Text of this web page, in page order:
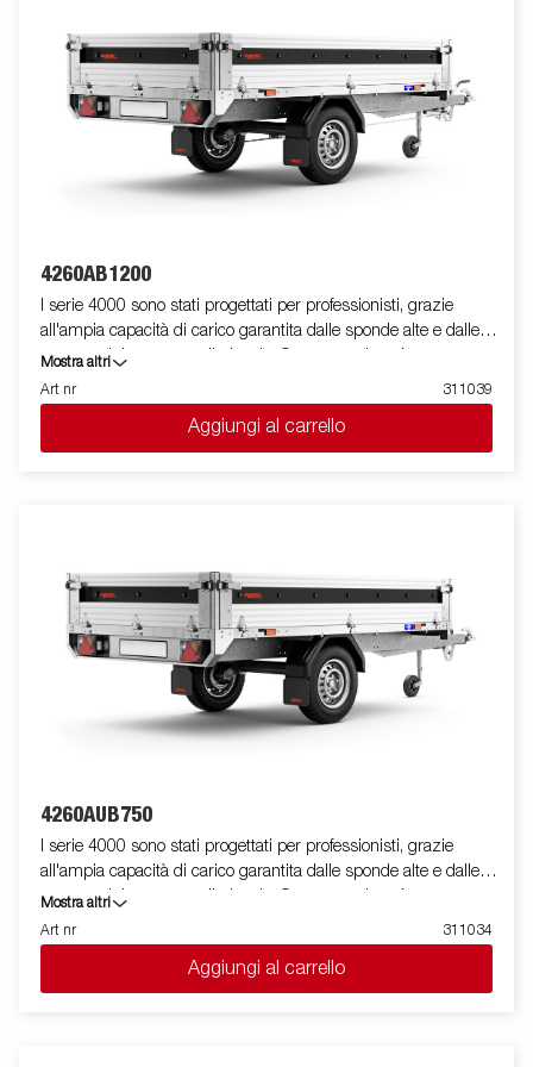
opzionali.
4260AB1200
I serie 4000 sono stati progettati per professionisti, grazie
all'ampia capacità di carico garantita dalle sponde alte e dalle
ruote posizionate sotto il pianale. Questa versione è
equipaggiata con sponde in alluminio e mono asse, presenta
un profilo in acciaio rinforzato posto attorno al pianale utile a
carico. I punti di fissaggio posizionati sul profilo in acciaio,
opzionali.
Mostra altri
Art nr
311039
Aggiungi al carrello
4260AUB750
I serie 4000 sono stati progettati per professionisti, grazie
all'ampia capacità di carico garantita dalle sponde alte e dalle
ruote posizionate sotto il pianale. Questa versione è
equipaggiata con sponde in alluminio e mono asse, presenta
un profilo in acciaio rinforzato posto attorno al pianale utile a
carico. I punti di fissaggio posizionati sul profilo in acciaio,
Mostra altri
Art nr
311034
Aggiungi al carrello